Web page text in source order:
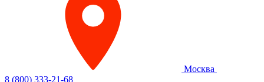
Москва
8 (800) 333-21-68